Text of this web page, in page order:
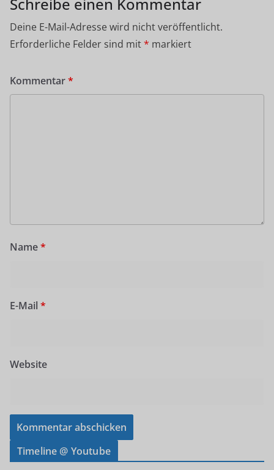
Deine E-Mail-Adresse wird nicht veröffentlicht.
Erforderliche Felder sind mit* markiert
Kommentar*
Name*
E-Mail *
Website
Timeline @ Youtube